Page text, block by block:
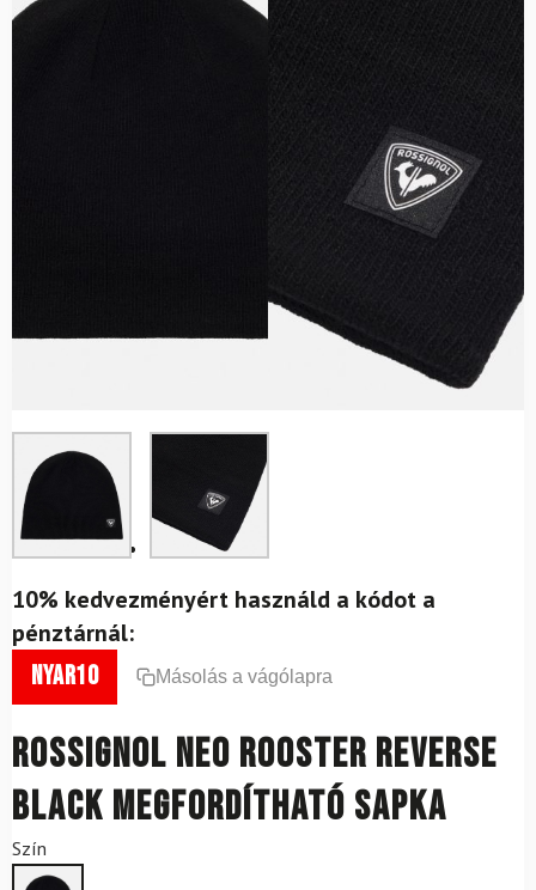
10% kedvezményért használd a kódot a
pénztárnál:
nyar10 Másolás a vágólapra
ROSSIGNOL Neo Rooster Reverse
Black Megfordítható Sapka
Szín